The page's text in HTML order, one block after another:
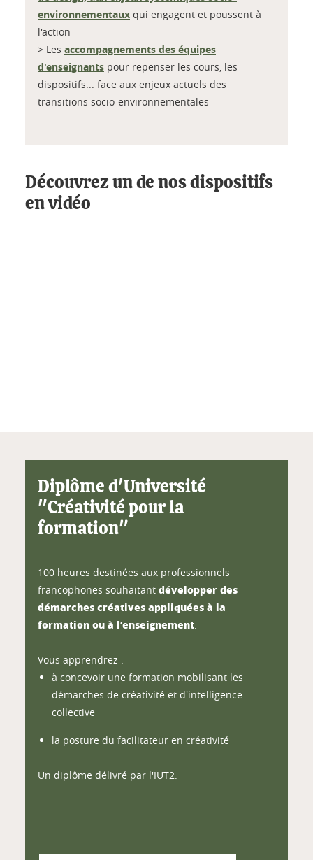
environnementaux qui engagent et poussent à
l'action
> Les accompagnements des équipes
d'enseignants pour repenser les cours, les
dispositifs... face aux enjeux actuels des
transitions socio-environnementales
Découvrez un de nos dispositifs
en vidéo
Diplôme d'Université
"Créativité pour la
formation"
100 heures destinées aux professionnels
francophones souhaitant développer des
démarches créatives appliquées à la
formation ou à l’enseignement
Vous apprendrez :
à concevoir une formation mobilisant les
démarches de créativité et d'intelligence
collective
la posture du facilitateur en créativité
Un diplôme délivré par l'IUT2.